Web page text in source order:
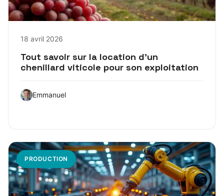
18 avril 2026
Tout savoir sur la location d’un
chenillard viticole pour son exploitation
Emmanuel
PRODUCTION